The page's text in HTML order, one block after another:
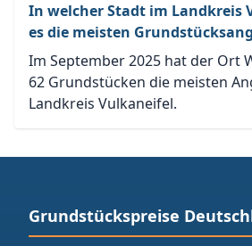
In welcher Stadt im Landkreis
es die meisten
Im September 2025 hat der Ort
62 Grundstücken die meisten
Landkreis Vulkaneifel.
Grundstückspreise